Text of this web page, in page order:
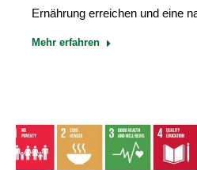
Ernährung erreichen und eine
Mehr erfahren